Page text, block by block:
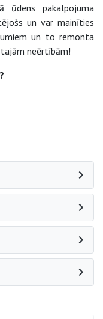
ūdens pakalpojuma
un var mainīties
un to remonta
neērtībām!